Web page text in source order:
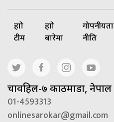
हाम्रो
टीम
हाम्रो
बारेमा
गोपनीयता
नीति
चावहिल-७ काठमाडौं, नेपाल
01-4593313
onlinesarokar@gmail.com